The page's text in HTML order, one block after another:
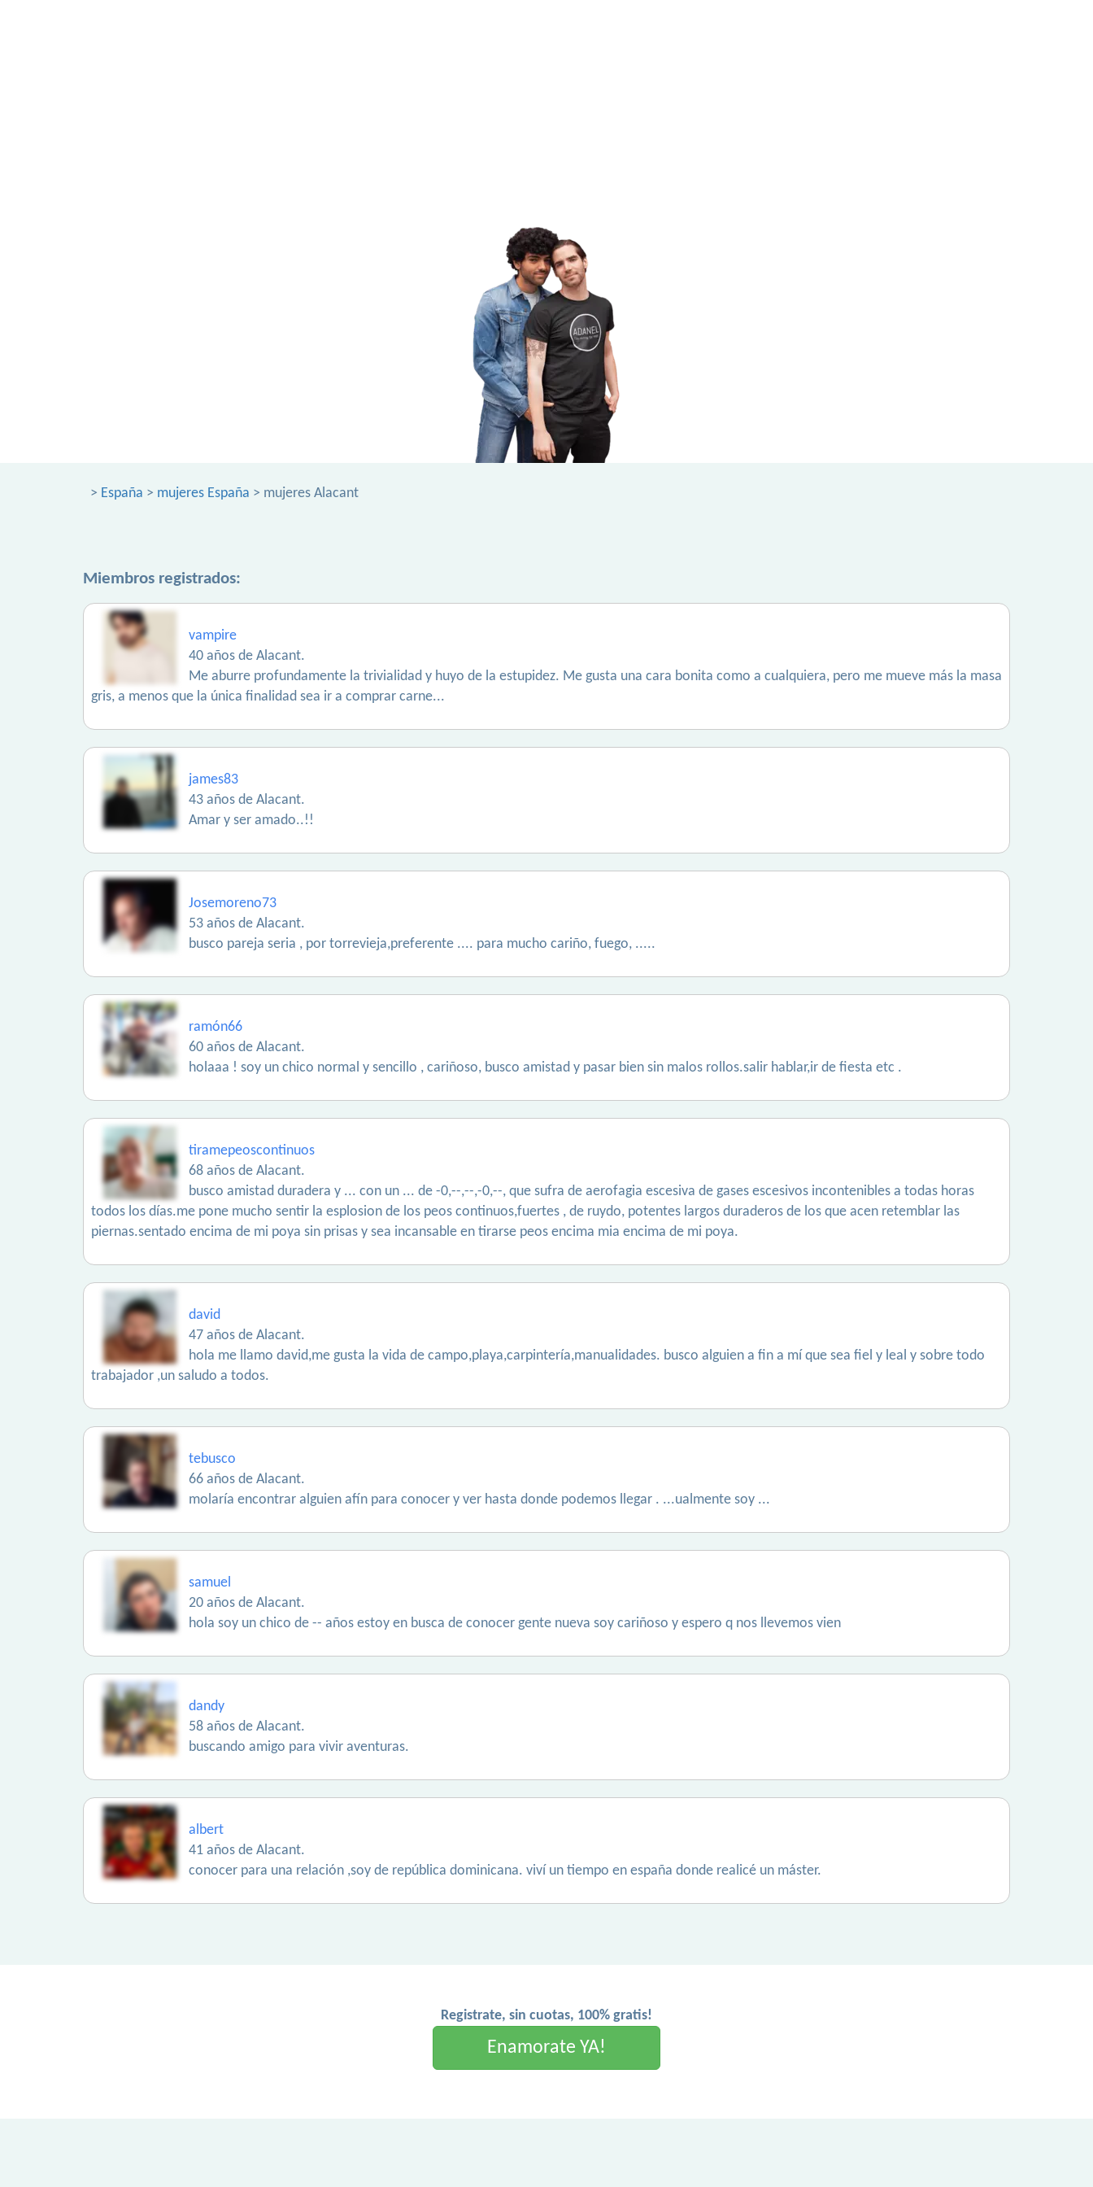
> España > mujeres España > mujeres Alacant
Miembros registrados:
vampire
40 años de Alacant.
Me aburre profundamente la trivialidad y huyo de la estupidez. Me gusta una cara bonita como a cualquiera, pero me mueve más la masa
gris, a menos que la única finalidad sea ir a comprar carne...
james83
43 años de Alacant.
Amar y ser amado..!!
Josemoreno73
53 años de Alacant.
busco pareja seria , por torrevieja,preferente .... para mucho cariño, fuego, .....
ramón66
60 años de Alacant.
holaaa ! soy un chico normal y sencillo , cariñoso, busco amistad y pasar bien sin malos rollos.salir hablar,ir de fiesta etc .
tiramepeoscontinuos
68 años de Alacant.
busco amistad duradera y ... con un ... de -0,--,--,-0,--, que sufra de aerofagia escesiva de gases escesivos incontenibles a todas horas
todos los días.me pone mucho sentir la esplosion de los peos continuos,fuertes , de ruydo, potentes largos duraderos de los que acen retemblar las
piernas.sentado encima de mi poya sin prisas y sea incansable en tirarse peos encima mia encima de mi poya.
david
47 años de Alacant.
hola me llamo david,me gusta la vida de campo,playa,carpintería,manualidades. busco alguien a fin a mí que sea fiel y leal y sobre todo
trabajador ,un saludo a todos.
tebusco
66 años de Alacant.
molaría encontrar alguien afín para conocer y ver hasta donde podemos llegar . ...ualmente soy ...
samuel
20 años de Alacant.
hola soy un chico de -- años estoy en busca de conocer gente nueva soy cariñoso y espero q nos llevemos vien
dandy
58 años de Alacant.
buscando amigo para vivir aventuras.
albert
41 años de Alacant.
conocer para una relación ,soy de república dominicana. viví un tiempo en españa donde realicé un máster.
Registrate, sin cuotas, 100% gratis!
Enamorate YA!